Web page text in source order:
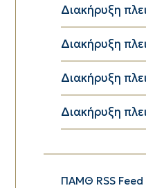
Διακήρυξη
Διακήρυξη
Διακήρυξη
Διακήρυξη
ΠΑΜΘ RSS Feed